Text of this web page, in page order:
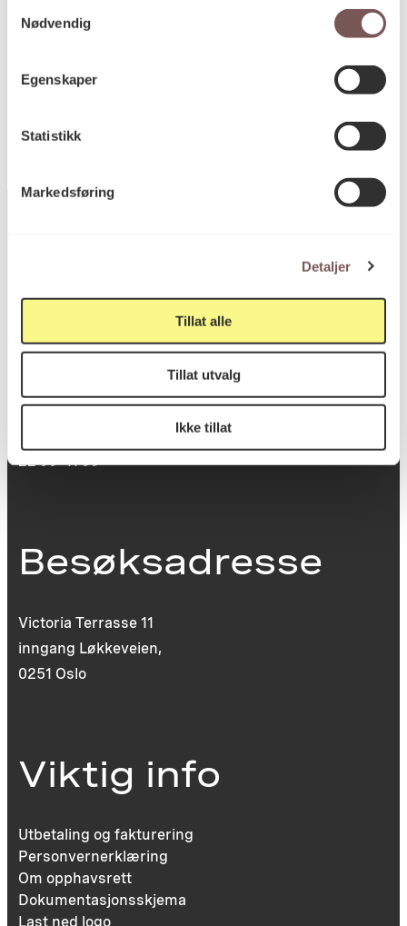
Nødvendig
Egenskaper
Statistikk
Markedsføring
Detaljer
Tillat alle
Tillat utvalg
Ikke tillat
Reference
Postboks 6994
0130 Oslo
22 99 11 99
Besøksadresse
Victoria Terrasse 11
inngang Løkkeveien,
0251 Oslo
Viktig info
Utbetaling og fakturering
Personvernerklæring
Om opphavsrett
Dokumentasjonsskjema
Last ned logo